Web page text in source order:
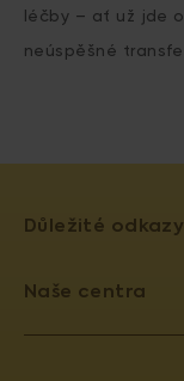
léčby – ať už jde
neúspěšné
Důležité odkazy
Naše centra
PRAHA 4 -